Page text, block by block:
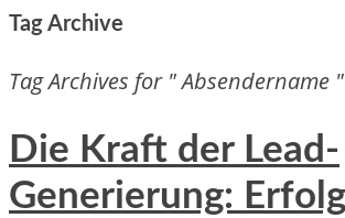
Tag Archive
Tag Archives for " Absendername "
Die Kraft der Lead-
Generierung: